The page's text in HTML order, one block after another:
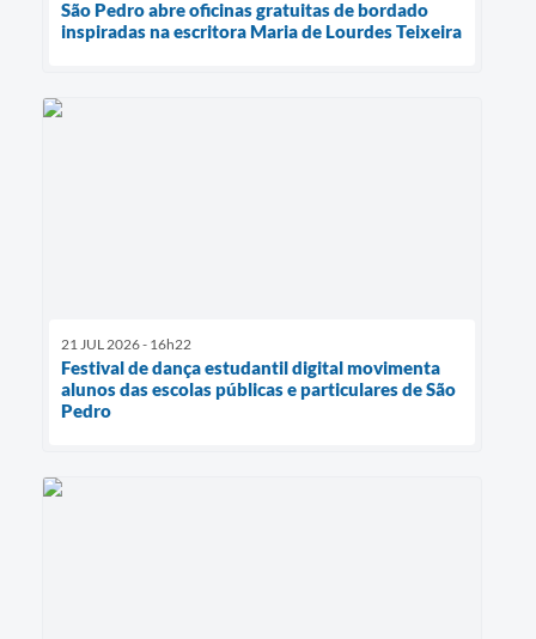
São Pedro abre oficinas gratuitas de bordado
inspiradas na escritora Maria de Lourdes Teixeira
21 JUL 2026 - 16h22
Festival de dança estudantil digital movimenta
alunos das escolas públicas e particulares de São
Pedro